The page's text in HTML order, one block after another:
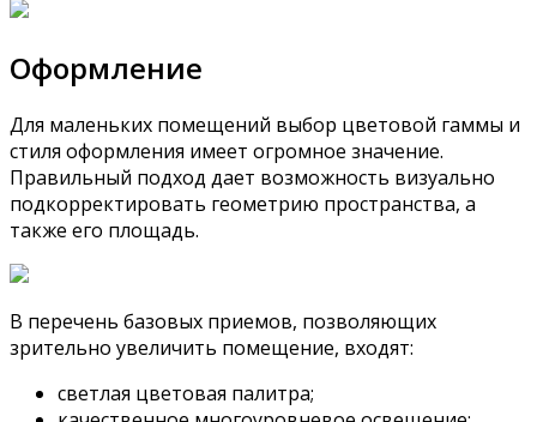
Оформление
Для маленьких помещений выбор цветовой гаммы и
стиля оформления имеет огромное значение.
Правильный подход дает возможность визуально
подкорректировать геометрию пространства, а
также его площадь.
В перечень базовых приемов, позволяющих
зрительно увеличить помещение, входят:
светлая цветовая палитра;